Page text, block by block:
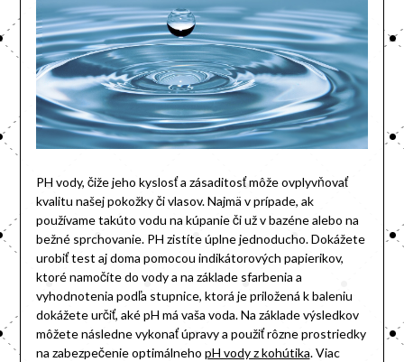
PH vody, čiže jeho kyslosť a zásaditosť môže ovplyvňovať
kvalitu našej pokožky či vlasov. Najmä v prípade, ak
používame takúto vodu na kúpanie či už v bazéne alebo na
bežné sprchovanie. PH zistíte úplne jednoducho. Dokážete
urobiť test aj doma pomocou indikátorových papierikov,
ktoré namočíte do vody a na základe sfarbenia a
vyhodnotenia podľa stupnice, ktorá je priložená k baleniu
dokážete určiť, aké pH má vaša voda. Na základe výsledkov
môžete následne vykonať úpravy a použiť rôzne prostriedky
na zabezpečenie optimálneho pH vody z kohútika. Viac